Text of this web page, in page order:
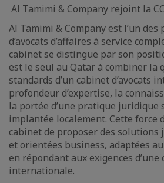
Al Tamimi & Company rejoint la
Al Tamimi & Company est l’un
d’avocats d’affaires à service
cabinet se distingue par son
est le seul au Qatar à combiner la
standards d’un cabinet d’avocats
profondeur d’expertise, la
la portée d’une pratique juridique
implantée localement. Cette force
cabinet de proposer des solutions
et orientées business, adaptées
en répondant aux exigences d’une
internationale.